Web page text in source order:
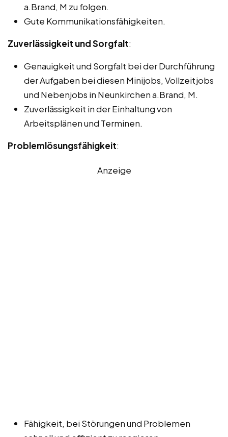
a.Brand, M zu folgen.
Gute Kommunikationsfähigkeiten.
Zuverlässigkeit und Sorgfalt:
Genauigkeit und Sorgfalt bei der Durchführung
der Aufgaben bei diesen Minijobs, Vollzeitjobs
und Nebenjobs in Neunkirchen a.Brand, M.
Zuverlässigkeit in der Einhaltung von
Arbeitsplänen und Terminen.
Problemlösungsfähigkeit:
Anzeige
Fähigkeit, bei Störungen und Problemen